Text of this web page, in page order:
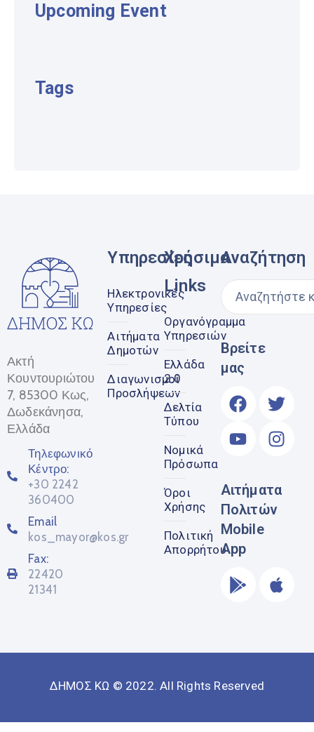
Upcoming Event
Tags
Ακτή
Κουντουριώτου
7, 85300 Κως,
Δωδεκάνησα,
Ελλάδα
Τηλεφωνικό
Κέντρο:
+30 2242
360400
Email
kos_mayor@kos.gr
Fax:
22420
21341
Υπηρεσίες
Ηλεκτρονικές
Υπηρεσίες
Αιτήματα
Δημοτών
Διαγωνισμοί
Προσλήψεων
Χρήσιμα
Links
Οργανόγραμμα
Υπηρεσιών
Ελλάδα
2.0
Δελτία
Τύπου
Νομικά
Πρόσωπα
Όροι
Χρήσης
Πολιτική
Απορρήτου
Αναζήτηση
Βρείτε
μας
Αιτήματα
Πολιτών
Mobile
App
ΔΗΜΟΣ ΚΩ © 2022. All Rights Reserved